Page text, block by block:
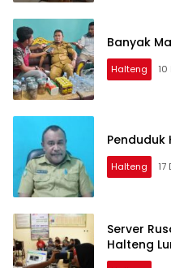
Banyak
Halteng
Penduduk
Halteng
Server
Halteng